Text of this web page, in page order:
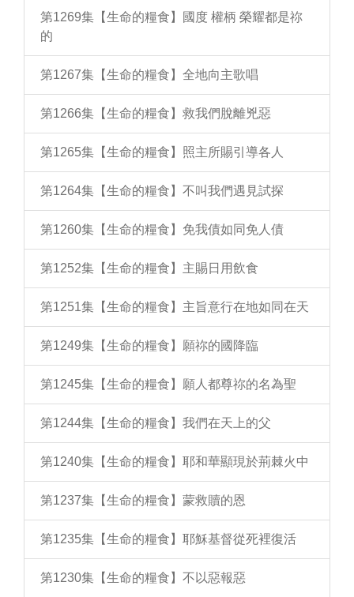
第1269集【生命的糧食】國度 權柄 榮耀都是祢
的
第1267集【生命的糧食】全地向主歌唱
第1266集【生命的糧食】救我們脫離兇惡
第1265集【生命的糧食】照主所賜引導各人
第1264集【生命的糧食】不叫我們遇見試探
第1260集【生命的糧食】免我債如同免人債
第1252集【生命的糧食】主賜日用飲食
第1251集【生命的糧食】主旨意行在地如同在天
第1249集【生命的糧食】願祢的國降臨
第1245集【生命的糧食】願人都尊祢的名為聖
第1244集【生命的糧食】我們在天上的父
第1240集【生命的糧食】耶和華顯現於荊棘火中
第1237集【生命的糧食】蒙救贖的恩
第1235集【生命的糧食】耶穌基督從死裡復活
第1230集【生命的糧食】不以惡報惡